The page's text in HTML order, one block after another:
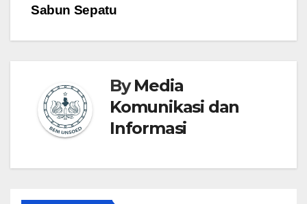
Sabun Sepatu
ByMedia
Komunikasi dan
Informasi